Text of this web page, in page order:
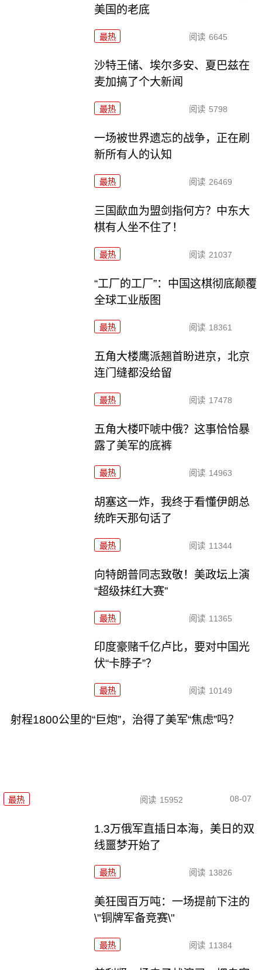
美国的老底
最热 阅读 6645
沙特王储、埃尔多安、夏巴兹在
麦加搞了个大新闻
最热 阅读 5798
一场被世界遗忘的战争，正在刷
新所有人的认知
最热 阅读 26469
三国歃血为盟剑指何方？中东大
棋有人坐不住了！
最热 阅读 21037
“工厂的工厂”：中国这棋彻底颠覆
全球工业版图
最热 阅读 18361
五角大楼鹰派翘首盼进京，北京
连门缝都没给留
最热 阅读 17478
五角大楼吓唬中俄？这事恰恰暴
露了美军的底裤
最热 阅读 14963
胡塞这一炸，我终于看懂伊朗总
统昨天那句话了
最热 阅读 11344
向特朗普同志致敬！美政坛上演
“超级抹红大赛”
最热 阅读 11365
印度豪赌千亿卢比，要对中国光
伏“卡脖子”？
最热 阅读 10149
射程1800公里的“巨炮”，治得了美军“焦虑”吗？
最热 阅读 15952 08-07
1.3万俄军直插日本海，美日的双
线噩梦开始了
最热 阅读 13826
美狂囤百万吨：一场提前下注的
\"铜牌军备竞赛\"
最热 阅读 11384